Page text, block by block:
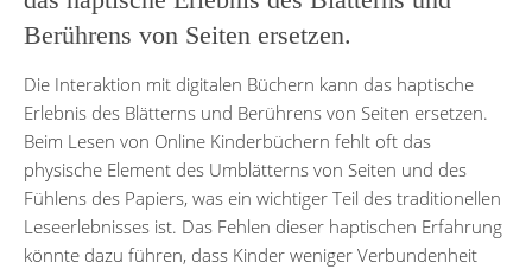
Berührens von Seiten ersetzen.
Die Interaktion mit digitalen Büchern kann das haptische
Erlebnis des Blätterns und Berührens von Seiten ersetzen.
Beim Lesen von Online Kinderbüchern fehlt oft das
physische Element des Umblätterns von Seiten und des
Fühlens des Papiers, was ein wichtiger Teil des traditionellen
Leseerlebnisses ist. Das Fehlen dieser haptischen Erfahrung
könnte dazu führen, dass Kinder weniger Verbundenheit